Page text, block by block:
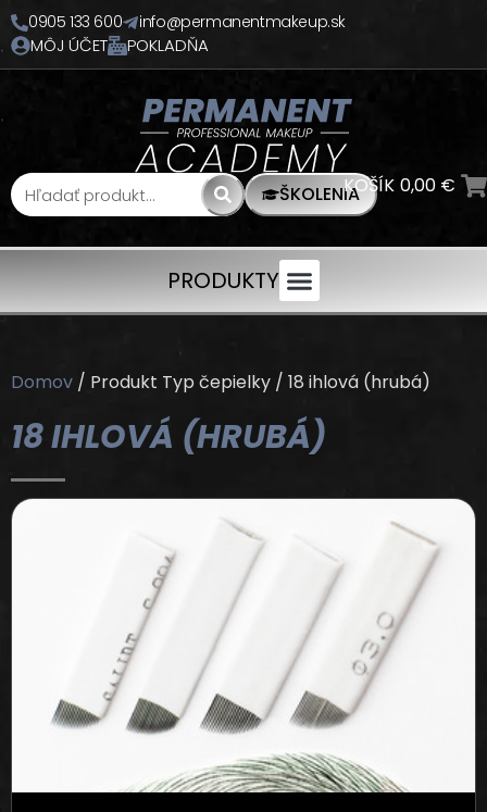
0905 133 600 info@permanentmakeup.sk
MÔJ ÚČET POKLADŇA
ŠKOLENIAKOŠÍK 0,00 €
PRODUKTY
Domov / Produkt Typ čepielky / 18 ihlová (hrubá)
18 IHLOVÁ (HRUBÁ)